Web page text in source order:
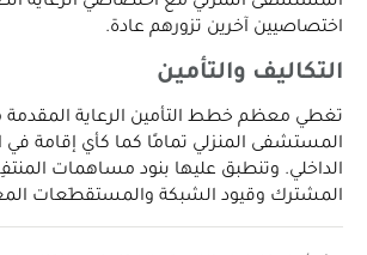
اختصاصيين آخرين تزورهم عادة.
التكاليف والتأمين
تغطي معظم خطط التأمين الرعاية المقدمة
المستشفى المنزلي تمامًا كما كأي إقامة
الداخلي. وتنطبق عليها بنود مساهمات
المشترك وقيود الشبكة والمستقطَعات